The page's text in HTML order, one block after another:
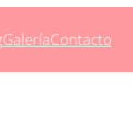
GaleríaContacto